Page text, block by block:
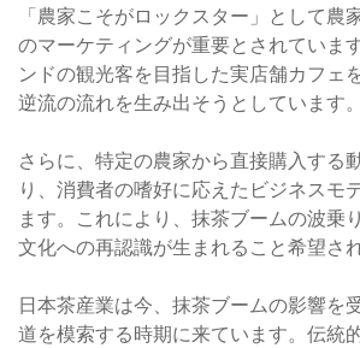
「農家こそがロックスター」として農
のマーケティングが重要とされていま
ンドの観光客を目指した実店舗カフェ
逆流の流れを生み出そうとしています。
さらに、特定の農家から直接購入する
り、消費者の嗜好に応えたビジネスモ
ます。これにより、抹茶ブームの波乗
文化への再認識が生まれること希望さ
日本茶産業は今、抹茶ブームの影響を
道を模索する時期に来ています。伝統